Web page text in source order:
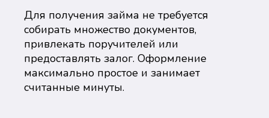
Для получения займа не требуется
собирать множество документов,
привлекать поручителей или
предоставлять залог. Оформление
максимально простое и занимает
считанные минуты.